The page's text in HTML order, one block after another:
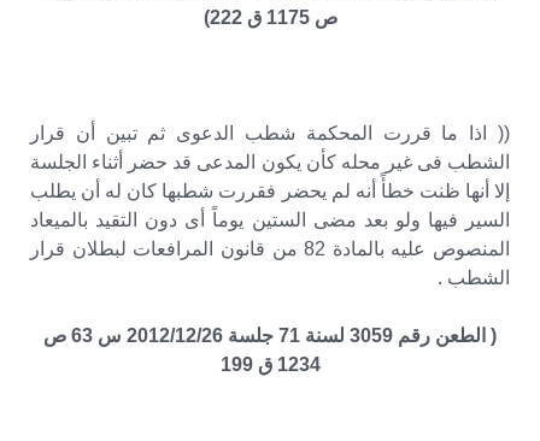
ص 1175 ق 222)
(( اذا ما قررت المحكمة شطب الدعوى ثم تبين أن قرار
الشطب فى غير محله كأن يكون المدعى قد حضر أثناء الجلسة
إلا أنها ظنت خطأً أنه لم يحضر فقررت شطبها كان له أن يطلب
السير فيها ولو بعد مضى الستين يوماً أى دون التقيد بالميعاد
المنصوص عليه بالمادة 82 من قانون المرافعات لبطلان قرار
الشطب .
( الطعن رقم 3059 لسنة 71 جلسة 2012/12/26 س 63 ص
1234 ق 199